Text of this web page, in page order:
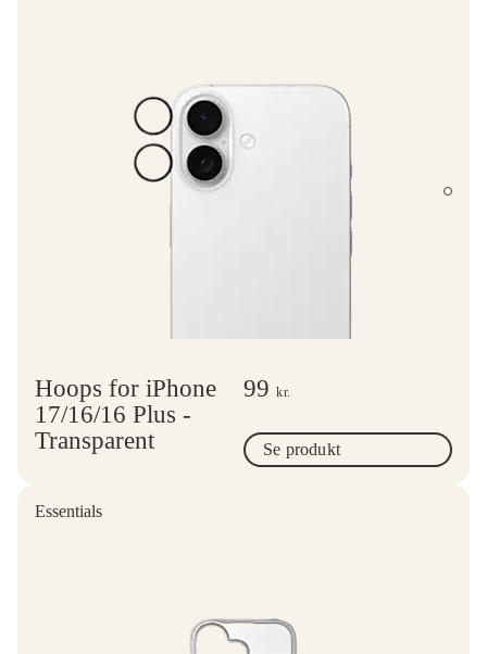
Hoops for iPhone
17/16/16 Plus -
Transparent
99kr.
Se produkt
Essentials